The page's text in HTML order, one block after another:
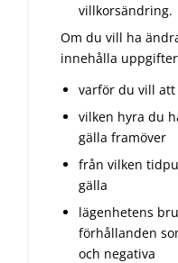
villkorsändring.
Om du vill ha
innehålla
varför du vill att
vilken hyra du
gälla framöver
från vilken
gälla
lägenhetens
förhållanden
och negativa